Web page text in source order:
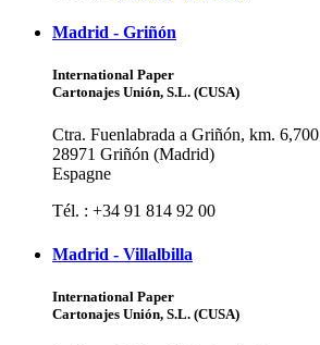
Madrid - Griñón
International Paper
Cartonajes Unión, S.L. (CUSA)
Ctra. Fuenlabrada a Griñón, km. 6,700
28971 Griñón (Madrid)
Espagne
Tél. : +34 91 814 92 00
Madrid - Villalbilla
International Paper
Cartonajes Unión, S.L. (CUSA)